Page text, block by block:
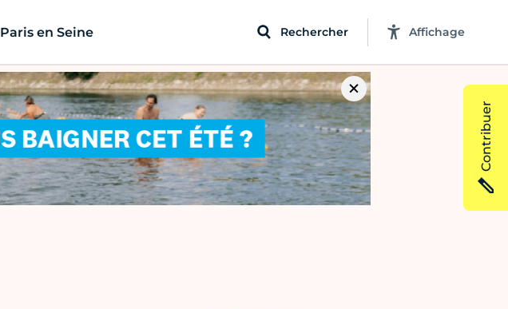
Paris en Seine Rechercher Affichage
Contribuer